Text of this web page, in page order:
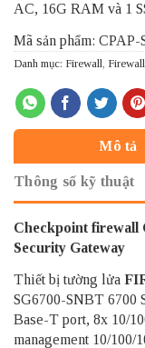
AC, 16G RAM và 1
Mã sản phẩm:
Danh mục: Firewall,
Mô tả
Thông số kỹ thuật
Checkpoint firewall
Security Gateway
Thiết bị tường lửa
SG6700-SNBT 6700
Base-T port, 8x 10/
management 10/